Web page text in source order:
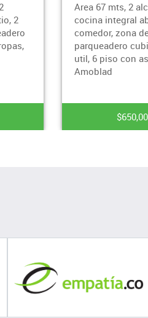
Area 67 mts, 2 alcobas, 2 baños,
cocina integral abierta, sala
comedor, zona de ropas,
parqueadero cubierto, cuarto
util, 6 piso con ascensor.